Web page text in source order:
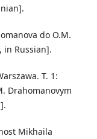
do O.M.
in Russian].
Т. 1:
Drahomanovym
Mikhaila